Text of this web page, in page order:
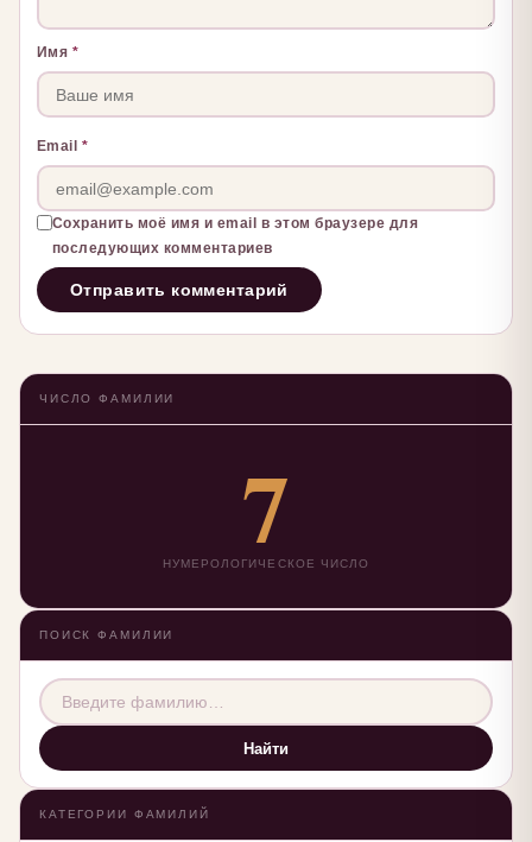
Имя *
Email *
Сохранить моё имя и email в этом браузере для
последующих комментариев
ЧИСЛО ФАМИЛИИ
7
НУМЕРОЛОГИЧЕСКОЕ ЧИСЛО
ПОИСК ФАМИЛИИ
Найти
КАТЕГОРИИ ФАМИЛИЙ